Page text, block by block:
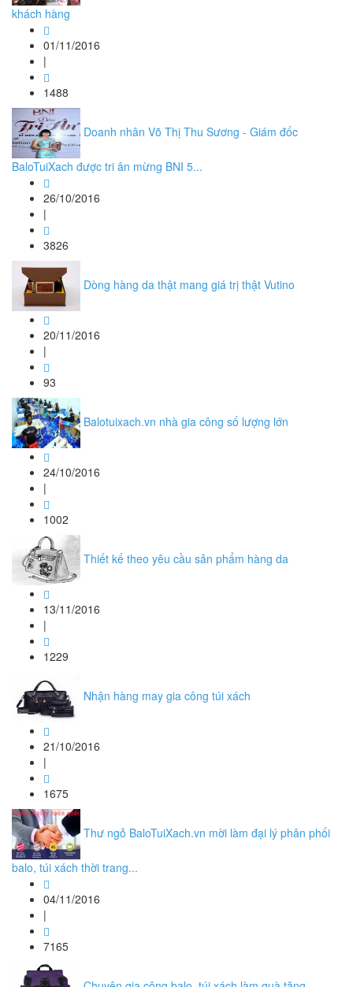
khách hàng
01/11/2016
|
1488
Doanh nhân Võ Thị Thu Sương - Giám đốc
BaloTuiXach được tri ân mừng BNI 5...
26/10/2016
|
3826
Dòng hàng da thật mang giá trị thật Vutino
20/11/2016
|
93
Balotuixach.vn nhà gia công số lượng lớn
24/10/2016
|
1002
Thiết kế theo yêu cầu sản phẩm hàng da
13/11/2016
|
1229
Nhận hàng may gia công túi xách
21/10/2016
|
1675
Thư ngỏ BaloTuiXach.vn mời làm đại lý phân phối
balo, túi xách thời trang...
04/11/2016
|
7165